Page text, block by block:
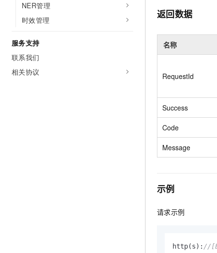
NER管理
时效管理
服务支持
联系我们
相关协议
返回数据
名称
RequestId
Success
Code
Message
示例
请求示例
http(s): //
10 分钟在聊天系统中
专有云